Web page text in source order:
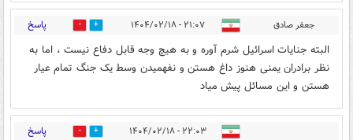
جعفر صادق ۲۱:۰۷ - ۱۴۰۴/۰۲/۱۸ 1 پاسخ
البته جنایات اسرائیل شرم آوره و به هیچ وجه قابل دفاع نیست ، اما به
نظر برادران یمنی هنوز داغ هستن و نفهمیدن وسط یک جنگ تمام عیار
هستن و این مسائل پیش میاد
۲۲:۰۳ - ۱۴۰۴/۰۲/۱۸ 1 پاسخ